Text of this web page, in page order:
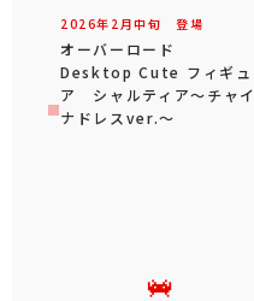
2026年 2 月中旬 登場
オーバーロード
Desktop Cute フィギュ
ア シャルティア～チャイ
ナドレスver.～